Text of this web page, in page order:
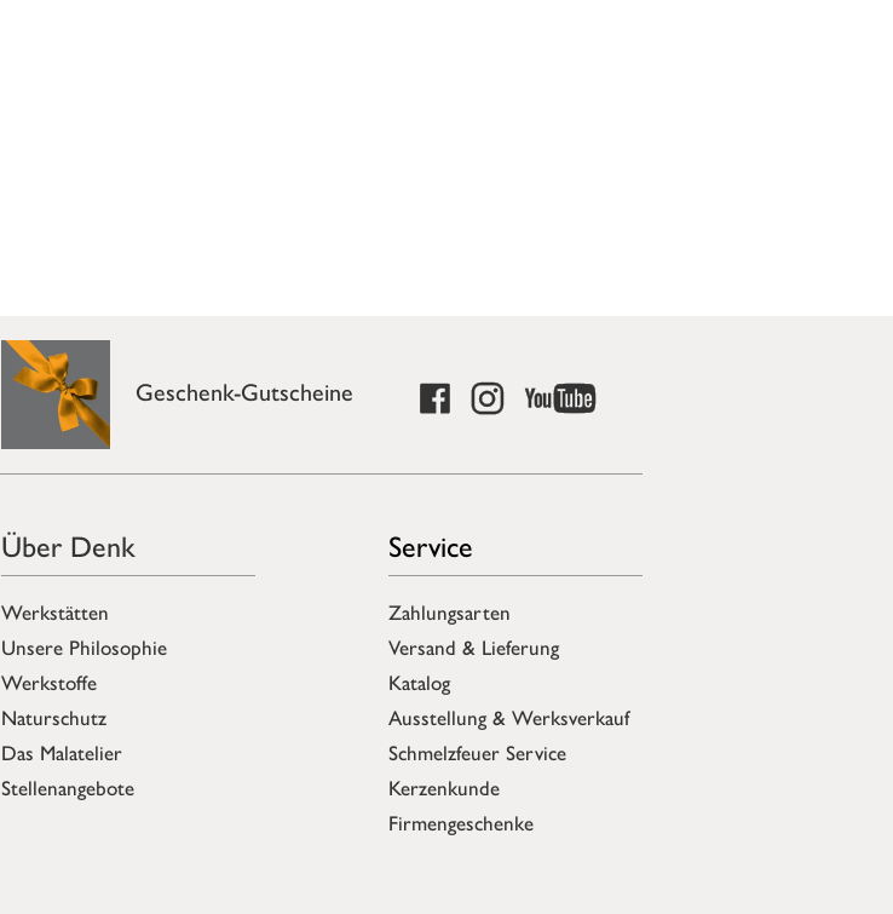
Geschenk-Gutscheine
Über Denk
Werkstätten
Unsere Philosophie
Werkstoffe
Naturschutz
Das Malatelier
Stellenangebote
Service
Zahlungsarten
Versand & Lieferung
Katalog
Ausstellung & Werksverkauf
Schmelzfeuer Service
Kerzenkunde
Firmengeschenke